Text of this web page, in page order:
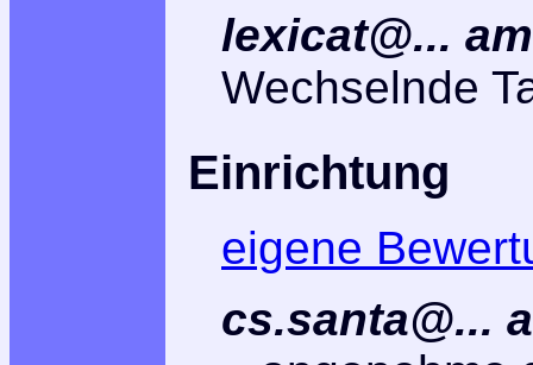
lexicat@...
Wechselnde
Einrichtung
eigene
cs.santa@...